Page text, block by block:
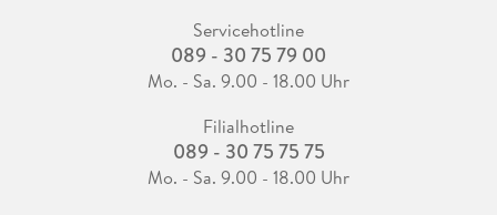
Servicehotline
089 - 30 75 79 00
Mo. - Sa. 9.00 - 18.00 Uhr
Filialhotline
089 - 30 75 75 75
Mo. - Sa. 9.00 - 18.00 Uhr